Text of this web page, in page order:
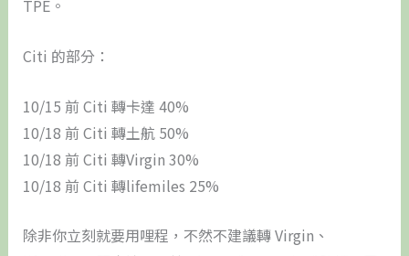
TPE。
Citi 的部分：
10/15 前 Citi 轉卡達 40%
10/18 前 Citi 轉土航 50%
10/18 前 Citi 轉Virgin 30%
10/18 前 Citi 轉lifemiles 25%
除非你立刻就要用哩程，不然不建議轉 Virgin、